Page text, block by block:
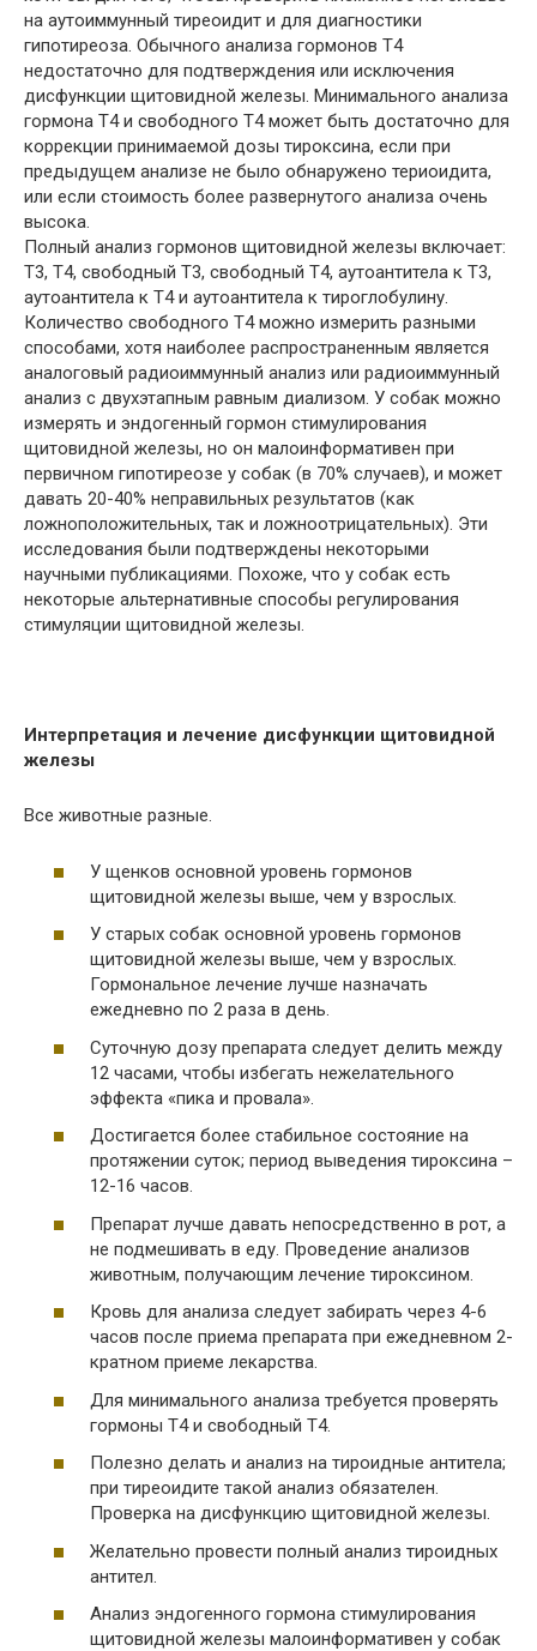
на аутоиммунный тиреоидит и для диагностики
гипотиреоза. Обычного анализа гормонов Т4
недостаточно для подтверждения или исключения
дисфункции щитовидной железы. Минимального анализа
гормона Т4 и свободного Т4 может быть достаточно для
коррекции принимаемой дозы тироксина, если при
предыдущем анализе не было обнаружено териоидита,
или если стоимость более развернутого анализа очень
высока.
Полный анализ гормонов щитовидной железы включает:
Т3, Т4, свободный Т3, свободный Т4, аутоантитела к Т3,
аутоантитела к Т4 и аутоантитела к тироглобулину.
Количество свободного Т4 можно измерить разными
способами, хотя наиболее распространенным является
аналоговый радиоиммунный анализ или радиоиммунный
анализ с двухэтапным равным диализом. У собак можно
измерять и эндогенный гормон стимулирования
щитовидной железы, но он малоинформативен при
первичном гипотиреозе у собак (в 70% случаев), и может
давать 20-40% неправильных результатов (как
ложноположительных, так и ложноотрицательных). Эти
исследования были подтверждены некоторыми
научными публикациями. Похоже, что у собак есть
некоторые альтернативные способы регулирования
стимуляции щитовидной железы.
Интерпретация и лечение дисфункции щитовидной
железы
Все животные разные.
У щенков основной уровень гормонов
щитовидной железы выше, чем у взрослых.
У старых собак основной уровень гормонов
щитовидной железы выше, чем у взрослых.
Гормональное лечение лучше назначать
ежедневно по 2 раза в день.
Суточную дозу препарата следует делить между
12 часами, чтобы избегать нежелательного
эффекта «пика и провала».
Достигается более стабильное состояние на
протяжении суток; период выведения тироксина –
12-16 часов.
Препарат лучше давать непосредственно в рот, а
не подмешивать в еду. Проведение анализов
животным, получающим лечение тироксином.
Кровь для анализа следует забирать через 4-6
часов после приема препарата при ежедневном 2-
кратном приеме лекарства.
Для минимального анализа требуется проверять
гормоны Т4 и свободный Т4.
Полезно делать и анализ на тироидные антитела;
при тиреоидите такой анализ обязателен.
Проверка на дисфункцию щитовидной железы.
Желательно провести полный анализ тироидных
антител.
Анализ эндогенного гормона стимулирования
щитовидной железы малоинформативен у собак